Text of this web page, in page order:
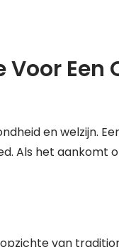
Voor
en welzijn.
Als het aankomt
van